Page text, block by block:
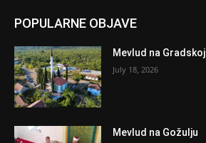
POPULARNE OBJAVE
Mevlud na Gradskoj
July 18, 2026
Mevlud na Gožulju